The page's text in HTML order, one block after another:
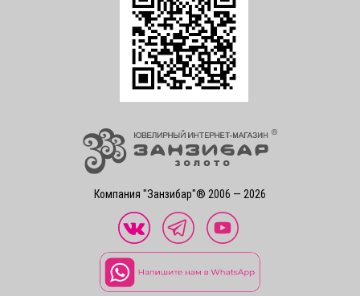
Компания "Занзибар"® 2006 — 2026